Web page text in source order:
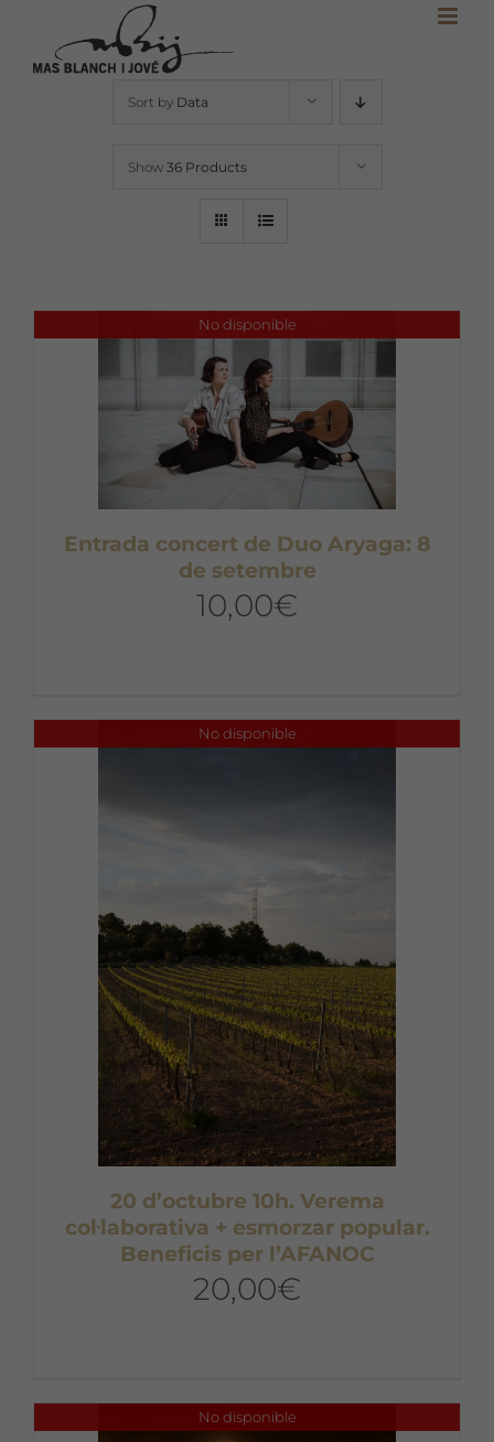
content
Sort by Data
Show 36 Products
No disponible
Entrada concert de Duo Aryaga: 8
de setembre
10,00€
No disponible
20 d’octubre 10h. Verema
col·laborativa + esmorzar popular.
Beneficis per l’AFANOC
20,00€
No disponible